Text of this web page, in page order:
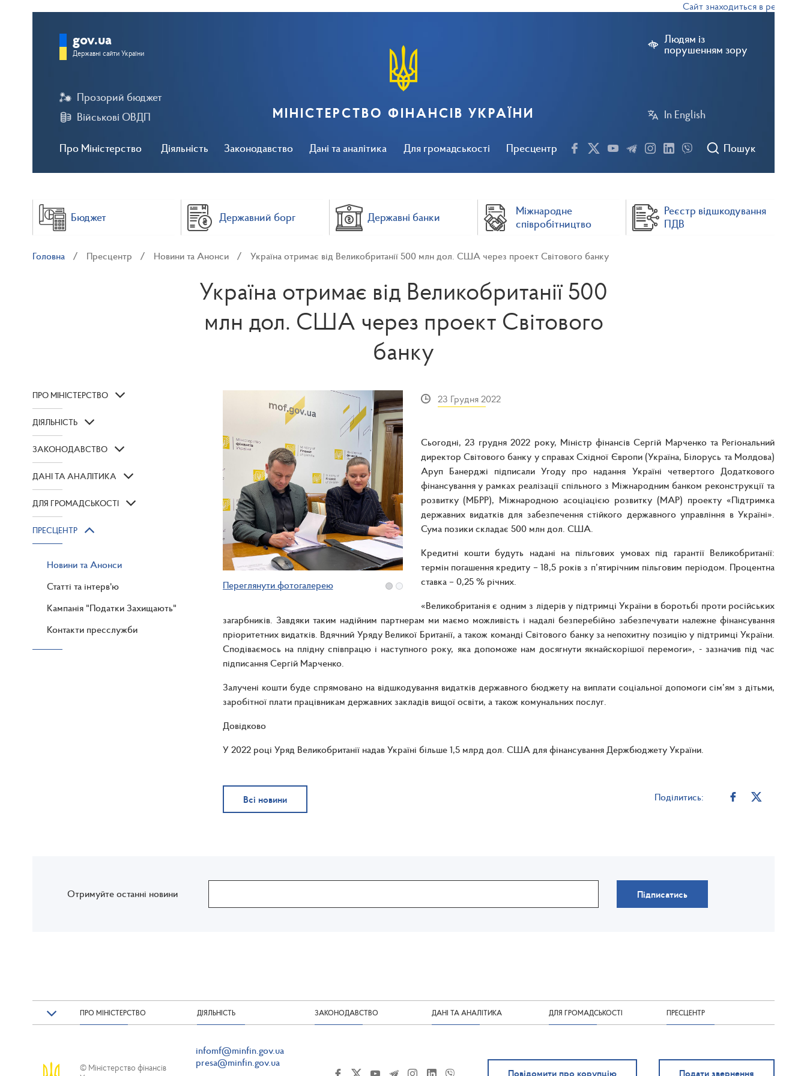
Сайт знаходиться в режимі
Людям із
порушенням зору
In English
Про Міністерство Діяльність Законодавство Дані та аналітика Для громадськості Пресцентр
Прозорий бюджет
Військові ОВДП
Пошук
gov.ua
Державні сайти України
МІНІСТЕРСТВО ФІНАНСІВ УКРАЇНИ
Бюджет Державний борг Державні банки
Міжнародне
співробітництво
Реєстр відшкодування
ПДВ
Головна Пресцентр Новини та Анонси Україна отримає від Великобританії 500 млн дол. США через проект Світового банку
Україна отримає від Великобританії 500
млн дол. США через проект Світового
банку
ПРО МІНІСТЕРСТВО
ДІЯЛЬНІСТЬ
ЗАКОНОДАВСТВО
ДАНІ ТА АНАЛІТИКА
ДЛЯ ГРОМАДСЬКОСТІ
ПРЕСЦЕНТР
Новини та Анонси
Статті та інтерв'ю
Кампанія "Податки Захищають"
Контакти пресслужби
Переглянути фотогалерею
23 Грудня 2022
Сьогодні, 23 грудня 2022 року, Міністр фінансів Сергій Марченко та Регіональний
директор Світового банку у справах Східної Європи (Україна, Білорусь та Молдова)
Аруп Банерджі підписали Угоду про надання Україні четвертого Додаткового
фінансування у рамках реалізації спільного з Міжнародним банком реконструкції та
розвитку (МБРР), Міжнародною асоціацією розвитку (МАР) проекту «Підтримка
державних видатків для забезпечення стійкого державного управління в Україні».
Сума позики складає 500 млн дол. США.
Кредитні кошти будуть надані на пільгових умовах під гарантії Великобританії:
термін погашення кредиту – 18,5 років з п’ятирічним пільговим періодом. Процентна
ставка – 0,25 % річних.
«Великобританія є одним з лідерів у підтримці України в боротьбі проти російських
загарбників. Завдяки таким надійним партнерам ми маємо можливість і надалі безперебійно забезпечувати належне фінансування
пріоритетних видатків. Вдячний Уряду Великої Британії, а також команді Світового банку за непохитну позицію у підтримці України.
Сподіваємось на плідну співпрацю і наступного року, яка допоможе нам досягнути якнайскорішої перемоги», - зазначив під час
підписання Сергій Марченко.
Залучені кошти буде спрямовано на відшкодування видатків державного бюджету на виплати соціальної допомоги сім’ям з дітьми,
заробітної плати працівникам державних закладів вищої освіти, а також комунальних послуг.
Довідково
У 2022 році Уряд Великобританії надав Україні більше 1,5 млрд дол. США для фінансування Держбюджету України.
Всі новини Поділитись:
Отримуйте останні новини Підписатись
ПРО МІНІСТЕРСТВО ДІЯЛЬНІСТЬ ЗАКОНОДАВСТВО ДАНІ ТА АНАЛІТИКА ДЛЯ ГРОМАДСЬКОСТІ ПРЕСЦЕНТР
© Міністерство фінансів
infomf@minfin.gov.ua
presa@minfin.gov.ua
Повідомити про корупцію Подати звернення